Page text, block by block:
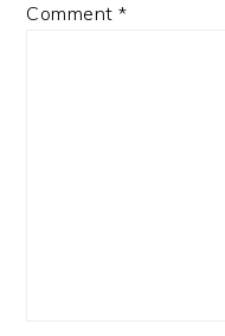
Comment*